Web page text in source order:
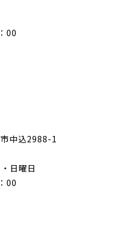
00
中込2988-1
日曜日
00